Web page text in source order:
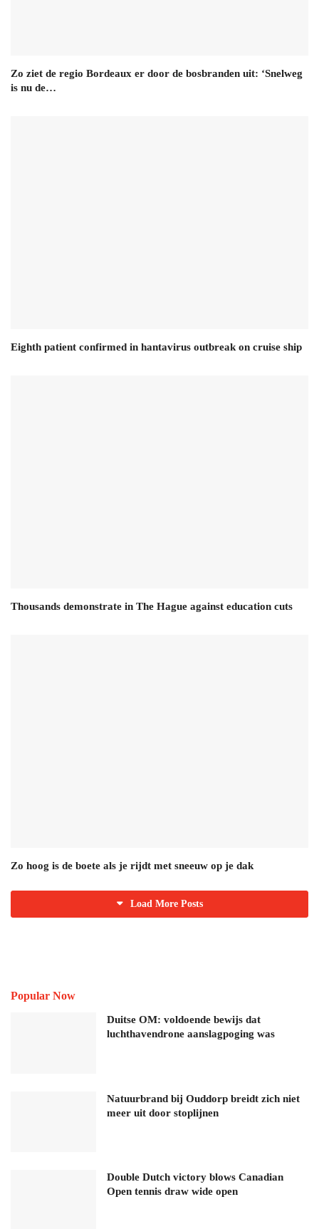
Zo ziet de regio Bordeaux er door de bosbranden uit: ‘Snelweg
is nu de…
Eighth patient confirmed in hantavirus outbreak on cruise ship
Thousands demonstrate in The Hague against education cuts
Zo hoog is de boete als je rijdt met sneeuw op je dak
Load More Posts
Popular Now
Duitse OM: voldoende bewijs dat
luchthavendrone aanslagpoging was
Natuurbrand bij Ouddorp breidt zich niet
meer uit door stoplijnen
Double Dutch victory blows Canadian
Open tennis draw wide open